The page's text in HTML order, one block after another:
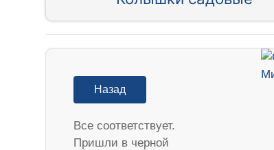
Назад
Все соответствует.
Пришли в черной